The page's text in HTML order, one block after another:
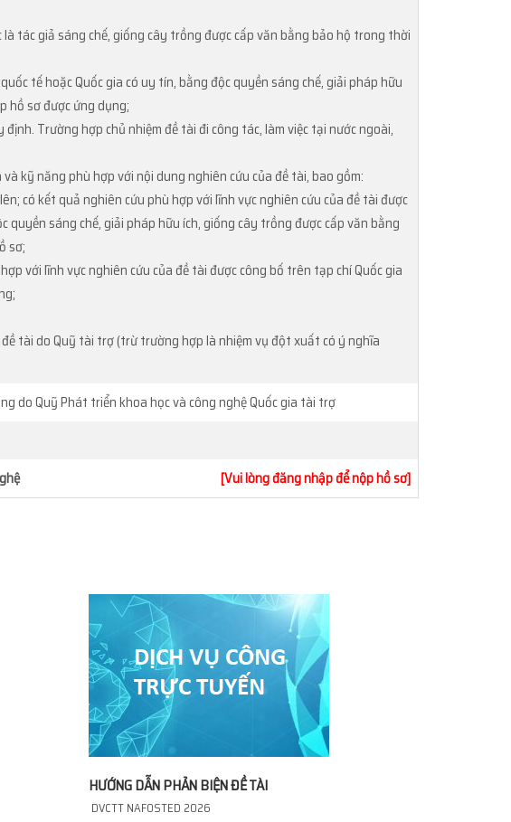
tác giả sáng chế, giống cây trồng được cấp văn bằng bảo hộ trong thời
tế hoặc Quốc gia có uy tín, bằng độc quyền sáng chế, giải pháp hữu
hồ sơ được ứng dụng;
Trường hợp chủ nhiệm đề tài đi công tác, làm việc tại nước ngoài,
kỹ năng phù hợp với nội dung nghiên cứu của đề tài, bao gồm:
có kết quả nghiên cứu phù hợp với lĩnh vực nghiên cứu của đề tài được
sáng chế, giải pháp hữu ích, giống cây trồng được cấp văn bằng
sơ;
với lĩnh vực nghiên cứu của đề tài được công bố trên tạp chí Quốc gia
tài do Quỹ tài trợ (trừ trường hợp là nhiệm vụ đột xuất có ý nghĩa
do Quỹ Phát triển khoa học và công nghệ Quốc gia tài trợ
[Vui lòng đăng nhập để nộp hồ sơ]
HƯỚNG DẪN PHẢN BIỆN ĐỀ TÀI
DVCTT NAFOSTED 2026